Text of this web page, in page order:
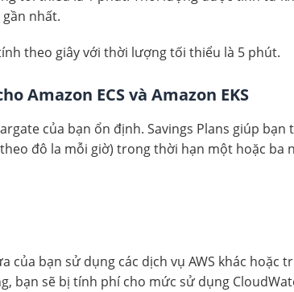
nhất.
theo giây với thời lượng tối thiểu là 5 phút.
Amazon ECS và Amazon EKS
của bạn ổn định. Savings Plans giúp
đô la mỗi giờ) trong thời hạn một hoặc ba
bạn sử dụng các dịch vụ AWS khác hoặc
bạn sẽ bị tính phí cho mức sử dụng